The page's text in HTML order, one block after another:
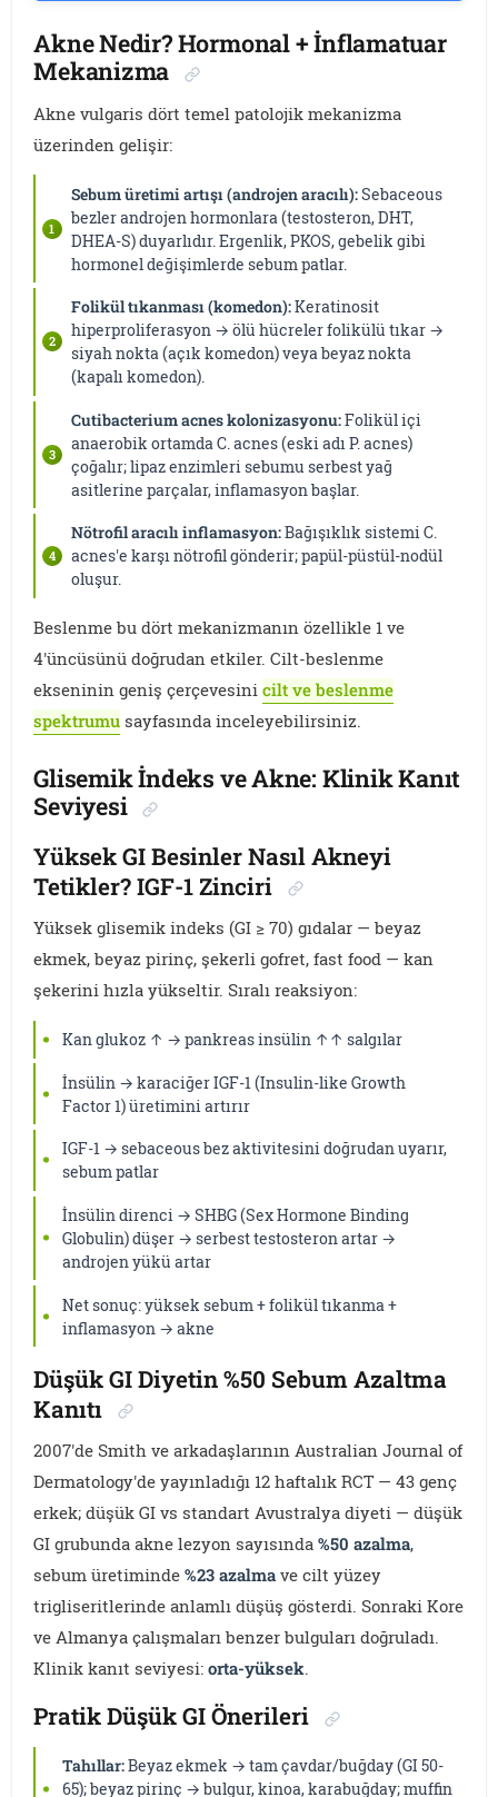
Akne Nedir? Hormonal + İnflamatuar
Mekanizma
Akne vulgaris dört temel patolojik mekanizma
üzerinden gelişir:
Sebum üretimi artışı (androjen aracılı):Sebaceous
bezler androjen hormonlara (testosteron, DHT,
DHEA-S) duyarlıdır. Ergenlik, PKOS, gebelik gibi
hormonel değişimlerde sebum patlar.
Folikül tıkanması (komedon):Keratinosit
hiperproliferasyon → ölü hücreler folikülü tıkar →
siyah nokta (açık komedon) veya beyaz nokta
(kapalı komedon).
Cutibacterium acnes kolonizasyonu:Folikül içi
anaerobik ortamda C. acnes (eski adı P. acnes)
çoğalır; lipaz enzimleri sebumu serbest yağ
asitlerine parçalar, inflamasyon başlar.
Nötrofil aracılı inflamasyon:Bağışıklık sistemi C.
acnes'e karşı nötrofil gönderir; papül-püstül-nodül
oluşur.
Beslenme bu dört mekanizmanın özellikle 1 ve
4'üncüsünü doğrudan etkiler. Cilt-beslenme
ekseninin geniş çerçevesinicilt ve beslenme
spektrumu sayfasında inceleyebilirsiniz.
Glisemik İndeks ve Akne: Klinik Kanıt
Seviyesi
Yüksek GI Besinler Nasıl Akneyi
Tetikler? IGF-1 Zinciri
Yüksek glisemik indeks (GI ≥ 70) gıdalar — beyaz
ekmek, beyaz pirinç, şekerli gofret, fast food — kan
şekerini hızla yükseltir. Sıralı reaksiyon:
Kan glukoz ↑ → pankreas insülin ↑↑ salgılar
İnsülin → karaciğer IGF-1 (Insulin-like Growth
Factor 1) üretimini artırır
IGF-1 → sebaceous bez aktivitesini doğrudan uyarır,
sebum patlar
İnsülin direnci → SHBG (Sex Hormone Binding
Globulin) düşer → serbest testosteron artar →
androjen yükü artar
Net sonuç: yüksek sebum + folikül tıkanma +
inflamasyon → akne
Düşük GI Diyetin %50 Sebum Azaltma
Kanıtı
2007'de Smith ve arkadaşlarının Australian Journal of
Dermatology'de yayınladığı 12 haftalık RCT — 43 genç
erkek; düşük GI vs standart Avustralya diyeti — düşük
GI grubunda akne lezyon sayısında%50 azalma,
sebum üretiminde%23 azalma ve cilt yüzey
trigliseritlerinde anlamlı düşüş gösterdi. Sonraki Kore
ve Almanya çalışmaları benzer bulguları doğruladı.
Klinik kanıt seviyesi:orta-yüksek.
Pratik Düşük GI Önerileri
Tahıllar:Beyaz ekmek → tam çavdar/buğday (GI 50-
65); beyaz pirinç → bulgur, kinoa, karabuğday; muffin